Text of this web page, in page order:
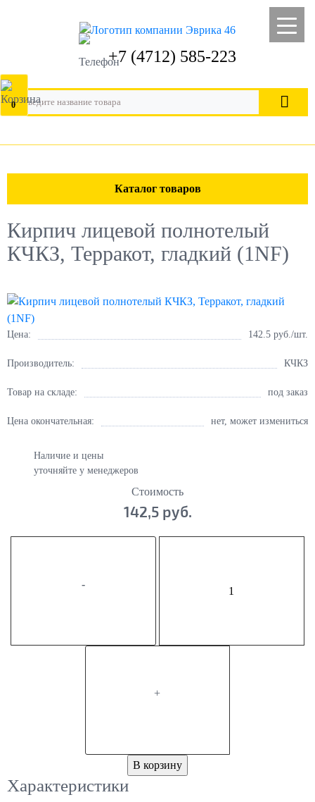
+7 (4712) 585-223
0
Каталог товаров
Кирпич лицевой полнотелый
КЧКЗ, Терракот, гладкий (1NF)
Цена: 142.5 руб./шт.
Производитель: КЧКЗ
Товар на складе: под заказ
Цена окончательная: нет, может измениться
Наличие и цены
уточняйте у менеджеров
Стоимость
142,5 руб.
-
+
В корзину
Характеристики